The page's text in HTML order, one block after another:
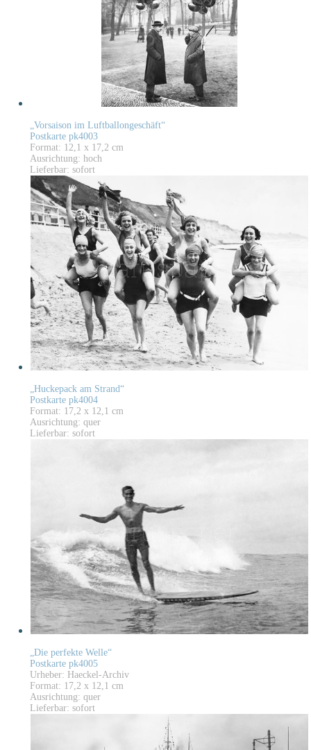
„Vorsaison im Luftballongeschäft“
Postkarte pk4003
Format: 12,1 x 17,2 cm
Ausrichtung: hoch
Lieferbar: sofort
„Huckepack am Strand“
Postkarte pk4004
Format: 17,2 x 12,1 cm
Ausrichtung: quer
Lieferbar: sofort
„Die perfekte Welle“
Postkarte pk4005
Urheber: Haeckel-Archiv
Format: 17,2 x 12,1 cm
Ausrichtung: quer
Lieferbar: sofort